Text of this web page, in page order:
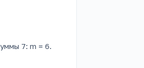
7: m = 6.